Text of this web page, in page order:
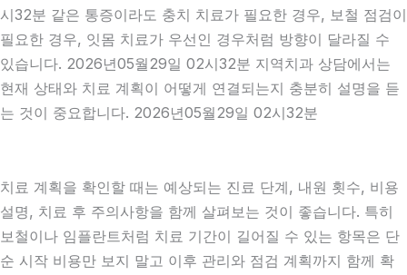
시32분 같은 통증이라도 충치 치료가 필요한 경우, 보철 점검이
필요한 경우, 잇몸 치료가 우선인 경우처럼 방향이 달라질 수
있습니다. 2026년05월29일 02시32분 지역치과 상담에서는
현재 상태와 치료 계획이 어떻게 연결되는지 충분히 설명을 듣
는 것이 중요합니다. 2026년05월29일 02시32분
치료 계획을 확인할 때는 예상되는 진료 단계, 내원 횟수, 비용
설명, 치료 후 주의사항을 함께 살펴보는 것이 좋습니다. 특히
보철이나 임플란트처럼 치료 기간이 길어질 수 있는 항목은 단
순 시작 비용만 보지 말고 이후 관리와 점검 계획까지 함께 확